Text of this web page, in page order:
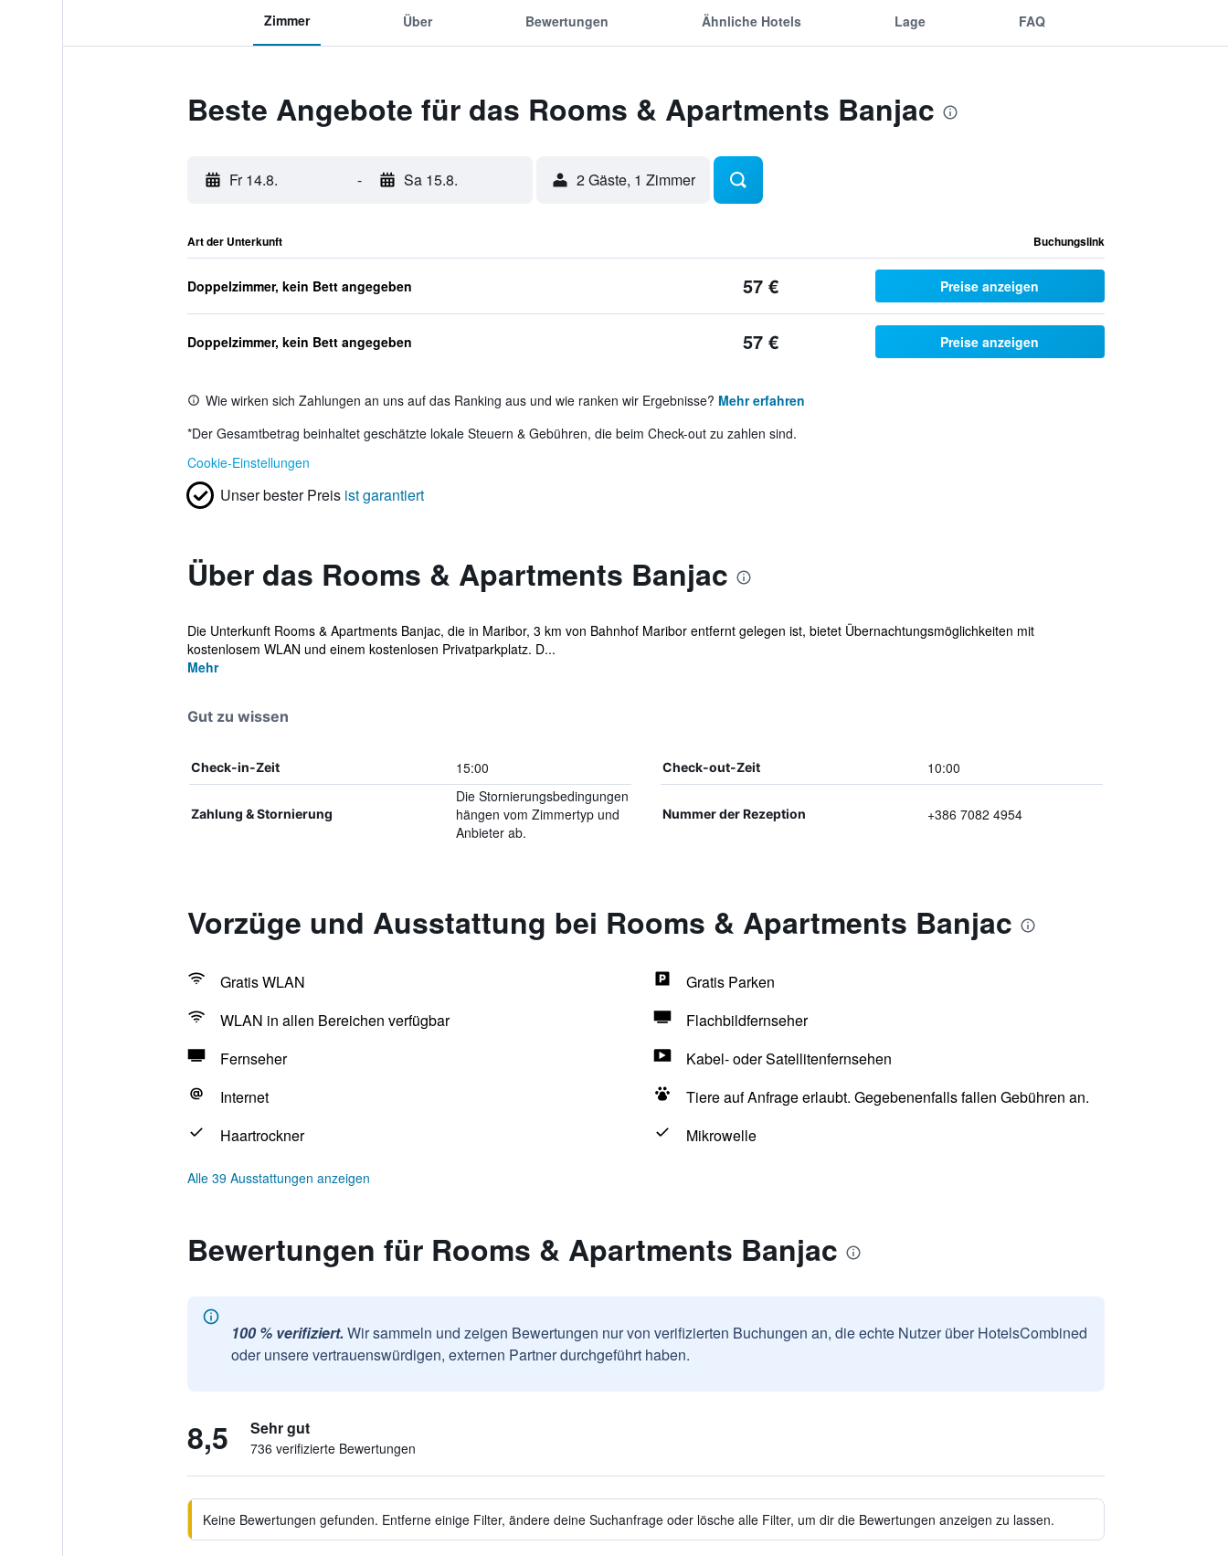
Zimmer Über Bewertungen Ähnliche Hotels Lage FAQ
Beste Angebote für das Rooms & Apartments Banjac
Fr 14.8. - Sa 15.8. 2 Gäste, 1 Zimmer
Art der Unterkunft Buchungslink
Doppelzimmer, kein Bett angegeben 57 € Preise anzeigen
Doppelzimmer, kein Bett angegeben 57 € Preise anzeigen
Wie wirken sich Zahlungen an uns auf das Ranking aus und wie ranken wir Ergebnisse? Mehr erfahren
*Der Gesamtbetrag beinhaltet geschätzte lokale Steuern & Gebühren, die beim Check-out zu zahlen sind.
Cookie-Einstellungen
Unser bester Preis ist garantiert
Über das Rooms & Apartments Banjac
Die Unterkunft Rooms & Apartments Banjac, die in Maribor, 3 km von Bahnhof Maribor entfernt gelegen ist, bietet Übernachtungsmöglichkeiten mit
kostenlosem WLAN und einem kostenlosen Privatparkplatz. D...
Mehr
Gut zu wissen
Check-in-Zeit 15:00 Check-out-Zeit 10:00
Zahlung & Stornierung
Die Stornierungsbedingungen
hängen vom Zimmertyp und
Anbieter ab.
Nummer der Rezeption +386 7082 4954
Vorzüge und Ausstattung bei Rooms & Apartments Banjac
Gratis WLAN
Gratis Parken
WLAN in allen Bereichen verfügbar
Flachbildfernseher
Fernseher
Kabel- oder Satellitenfernsehen
Internet
Tiere auf Anfrage erlaubt. Gegebenenfalls fallen Gebühren an.
Haartrockner
Mikrowelle
Alle 39 Ausstattungen anzeigen
Bewertungen für Rooms & Apartments Banjac
100 % verifiziert. Wir sammeln und zeigen Bewertungen nur von verifizierten Buchungen an, die echte Nutzer über HotelsCombined
oder unsere vertrauenswürdigen, externen Partner durchgeführt haben.
8,5 Sehr gut
736 verifizierte Bewertungen
Keine Bewertungen gefunden. Entferne einige Filter, ändere deine Suchanfrage oder lösche alle Filter, um dir die Bewertungen anzeigen zu lassen.